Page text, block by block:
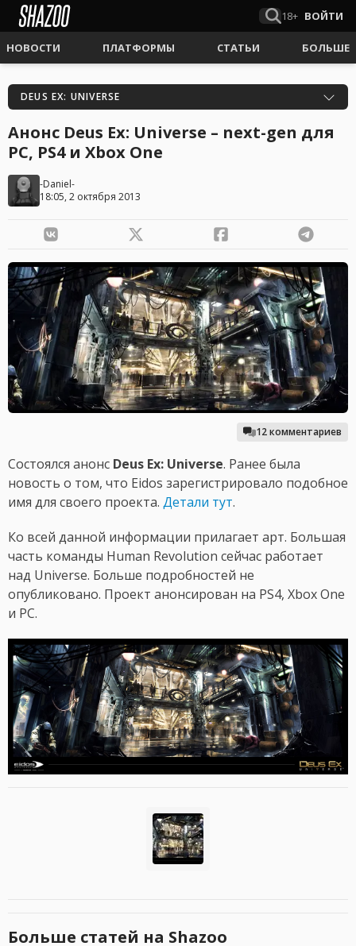
18+ ВОЙТИ
НОВОСТИ ПЛАТФОРМЫ СТАТЬИ БОЛЬШЕ
DEUS EX: UNIVERSE
Анонс Deus Ex: Universe – next-gen для
PC, PS4 и Xbox One
-Daniel-
18:05, 2 октября 2013
12 комментариев
Состоялся анонс Deus Ex: Universe. Ранее была
новость о том, что Eidos зарегистрировало подобное
имя для своего проекта. Детали тут.
Ко всей данной информации прилагает арт. Большая
часть команды Human Revolution сейчас работает
над Universe. Больше подробностей не
опубликовано. Проект анонсирован на PS4, Xbox One
и РС.
Больше статей на Shazoo